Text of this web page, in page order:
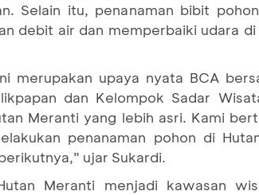
Selain itu, penanaman bibit
debit air dan memperbaiki udara
merupakan upaya nyata BCA
dan Kelompok Sadar
Meranti yang lebih asri. Kami
penanaman pohon di
ujar Sukardi.
Meranti menjadi kawasan